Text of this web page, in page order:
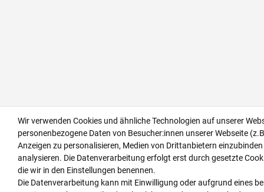
Wir verwenden Cookies und ähnliche Technologien auf unserer
personenbezogene Daten von Besucher:innen unserer Webseite
Anzeigen zu personalisieren, Medien von Drittanbietern
analysieren. Die Datenverarbeitung erfolgt erst durch gesetzte
die wir in den Einstellungen benennen.
Die Datenverarbeitung kann mit Einwilligung oder aufgrund eines